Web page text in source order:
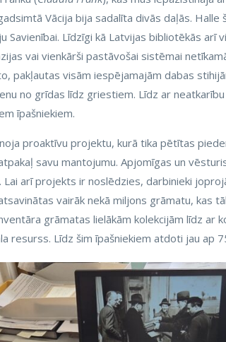
Vācija bija sadalīta divās daļās.
Savienībai. Līdzīgi kā Latvijas bibliotēkās arī
vai vienkārši pastāvošai sistēmai
pakļautas visām iespējamajām dabas
no grīdas līdz griestiem. Līdz ar
īpašniekiem.
proaktīvu projektu, kurā tika pētītas
savu mantojumu. Apjomīgas un
Lai arī projekts ir noslēdzies, darbinieki
vairāk nekā miljons grāmatu, kas
grāmatas lielākām kolekcijām līdz ar
resurss. Līdz šim īpašniekiem atdoti jau ap